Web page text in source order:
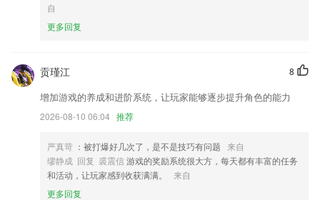
自
更多回复
8
贡瑾江
增加游戏的养成和进阶系统，让玩家能够逐步提升角色的能力
2026-08-10 06:04 推荐
严真苛 ：被打爆好几次了，是不是技巧有问题 来自
缪静成 回复 裘震信游戏的奖励系统很大方，每天都有丰富的任务
和活动，让玩家感到收获满满。
来自
更多回复